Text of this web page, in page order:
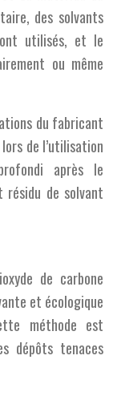
des solvants
utilisés, et le
ou même
du fabricant
de l’utilisation
après le
de solvant
de carbone
et écologique
méthode est
dépôts tenaces